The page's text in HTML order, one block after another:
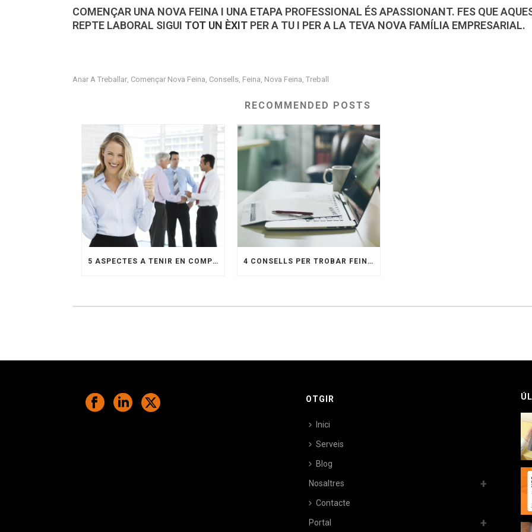
COMENÇAR UNA NOVA FEINA I UNA ETAPA PROFESSIONAL ÉS APASSIONANT. FES QUE
REPTE LABORAL SIGUI TOT UN ÈXIT PER A TU I PER A LA TEVA NOVA FAMÍLIA EMPRESARIAL.
Anar A Treballar, Començar Nova Feina, Consells, Feina, Nova Feina, Treball
RECOMMENDED POSTS
5 ASPECTES A TENIR EN COMPTE EN UNA ENTREVISTA DE FEINA 4 CONSELLS PER TROBAR FEINA A TRAVÉS DE LES XARXES SOCIALS
OTGIR
Inici
Serveis
Blog
Nosaltres
Contacte
Portal